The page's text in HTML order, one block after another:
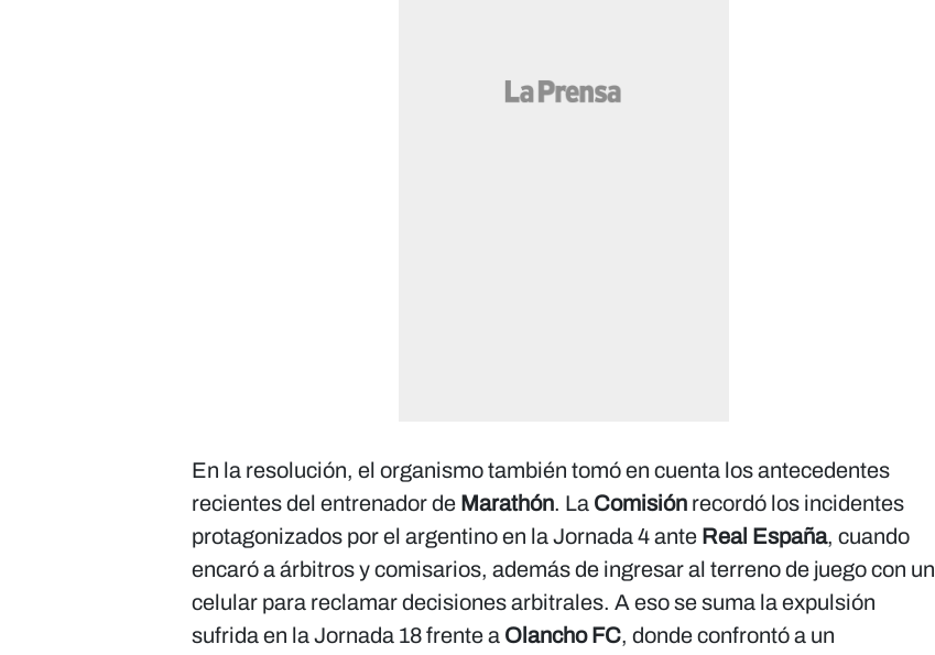
En la resolución, el organismo también tomó en cuenta los antecedentes
recientes del entrenador de Marathón. La Comisión recordó los incidentes
protagonizados por el argentino en la Jornada 4 ante Real España, cuando
encaró a árbitros y comisarios, además de ingresar al terreno de juego con un
celular para reclamar decisiones arbitrales. A eso se suma la expulsión
sufrida en la Jornada 18 frente a Olancho FC, donde confrontó a un